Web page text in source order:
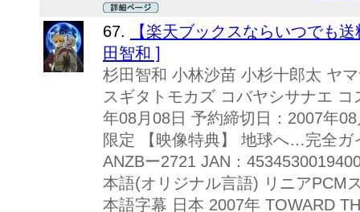
67.
【楽天ブックスならいつでも
田智和 ]
杉田智和 小林沙苗 小杉十郎太 ヤ
スギタトモカズ コバヤシサナエ
年08月08日 予約締切日：2007年
限定 【映像特典】 地球へ…完全ガ
ANZBー2721 JAN：
本語(オリジナル言語) リニアPCM
本語字幕 日本 2007年 TOWARD